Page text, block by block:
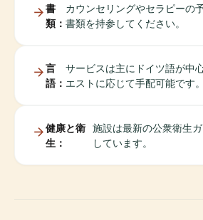
書
類：
カウンセリングやセラピーの
書類を持参してください。
言
語：
サービスは主にドイツ語が中
エストに応じて手配可能です。
健康と衛
生：
施設は最新の公衆衛生
しています。